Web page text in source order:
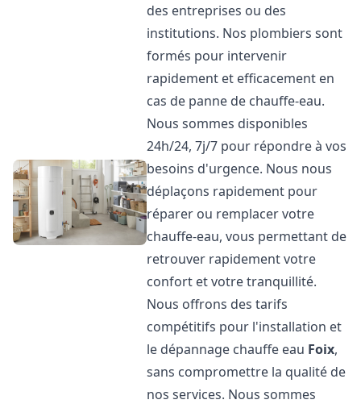
des entreprises ou des
institutions. Nos plombiers sont
formés pour intervenir
rapidement et efficacement en
cas de panne de chauffe-eau.
Nous sommes disponibles
24h/24, 7j/7 pour répondre à vos
besoins d'urgence. Nous nous
déplaçons rapidement pour
réparer ou remplacer votre
chauffe-eau, vous permettant de
retrouver rapidement votre
confort et votre tranquillité.
Nous offrons des tarifs
compétitifs pour l'installation et
le dépannage chauffe eau Foix,
sans compromettre la qualité de
nos services. Nous sommes